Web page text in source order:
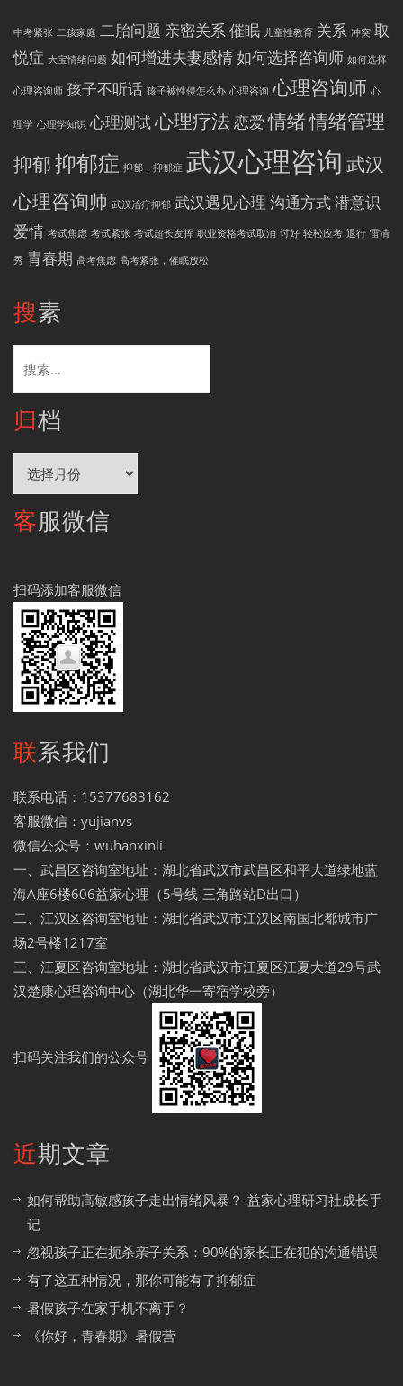
中考紧张 二孩家庭 二胎问题 亲密关系催眠 儿童性教育 关系 冲突 取
悦症 大宝情绪问题 如何增进夫妻感情如何选择咨询师 如何选择
心理咨询师 孩子不听话 孩子被性侵怎么办 心理咨询 心理咨询师 心
理学 心理学知识 心理测试心理疗法恋爱 情绪情绪管理
抑郁抑郁症 抑郁，抑郁症 武汉心理咨询 武汉
心理咨询师 武汉治疗抑郁 武汉遇见心理 沟通方式潜意识
爱情 考试焦虑 考试紧张 考试超长发挥 职业资格考试取消 讨好 轻松应考 退行 雷清
秀 青春期 高考焦虑 高考紧张，催眠放松
搜素
索：
归档
客服微信
扫码添加客服微信
联系我们
联系电话：15377683162
客服微信：yujianvs
微信公众号：wuhanxinli
一、武昌区咨询室地址：湖北省武汉市武昌区和平大道绿地蓝
海A座6楼606益家心理（5号线-三角路站D出口）
二、江汉区咨询室地址：湖北省武汉市江汉区南国北都城市广
场2号楼1217室
三、江夏区咨询室地址：湖北省武汉市江夏区江夏大道29号武
汉楚康心理咨询中心（湖北华一寄宿学校旁）
扫码关注我们的公众号
近期文章
如何帮助高敏感孩子走出情绪风暴？-益家心理研习社成长手
记
忽视孩子正在扼杀亲子关系：90%的家长正在犯的沟通错误
有了这五种情况，那你可能有了抑郁症
暑假孩子在家手机不离手？
《你好，青春期》暑假营